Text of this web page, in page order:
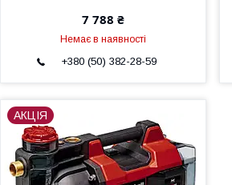
7 788 ₴
Немає в наявності
+380 (50) 382-28-59
АКЦІЯ